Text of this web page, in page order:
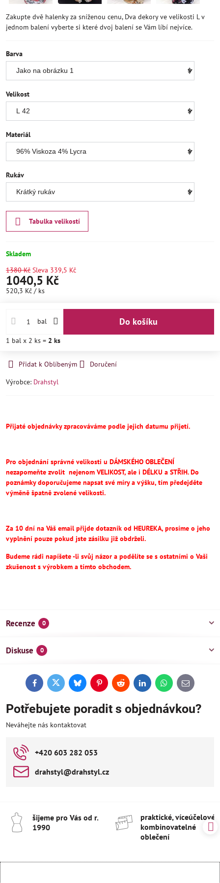
Zakupte dvě halenky za sníženou cenu, Dva dekory ve velikosti L v
jednom balení vyberte si které dvoj balení se Vám líbí nejvíce.
Barva
Velikost
Materiál
Rukáv
Tabulka velikostí
Skladem
1380 Kč Sleva 339,5 Kč
1040,5 Kč
520,3 Kč / ks
bal Do košíku
1 bal x 2 ks = 2 ks
Přidat k Oblíbeným
Doručení
Výrobce: Drahstyl
Přijaté objednávky zpracováváme podle jejich datumu přijetí.
Pro objednání správné velikosti u DÁMSKÉHO OBLEČENÍ
nezapomeňte zvolit nejenom VELIKOST, ale i DÉLKU a STŘIH.Do
poznámky doporučujeme napsat své míry a výšku, tím předejděte
výměně špatně zvolené velikosti.
Za 10 dní na Váš email přijde dotazník od HEUREKA, prosíme o jeho
vyplnění pouze pokud jste zásilku již obdrželi.
Budeme rádi napíšete -li svůj názor a podělíte se s ostatními o Vaši
zkušenost s výrobkem a tímto obchodem.
Recenze 0
Diskuse 0
FacebookTwitterBlueskyPinterestReddit LinkedInWhatsApp
E-
mail
Potřebujete poradit s objednávkou?
Neváhejte nás kontaktovat
+420 603 282 053
drahstyl​@drahstyl​.cz
šijeme pro Vás od r​.
1990
praktické, víceúčelové
kombinovatelné
oblečení